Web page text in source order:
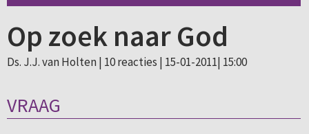
Op zoek naar God
Ds. J.J. van Holten | 10 reacties | 15-01-2011| 15:00
VRAAG